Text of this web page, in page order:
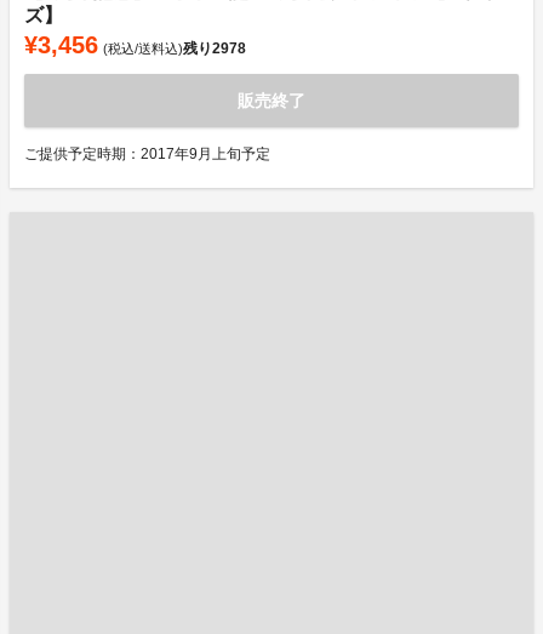
ズ】
¥3,456 (税込/送料込)残り2978
販売終了
ご提供予定時期：2017年9月上旬予定